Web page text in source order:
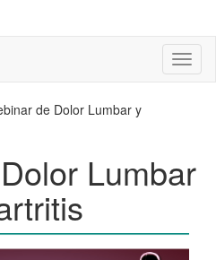
de Dolor Lumbar y
Lumbar